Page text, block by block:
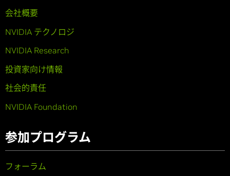
会社概要
NVIDIA テクノロジ
NVIDIA Research
投資家向け情報
社会的責任
NVIDIA Foundation
参加プログラム
フォーラム